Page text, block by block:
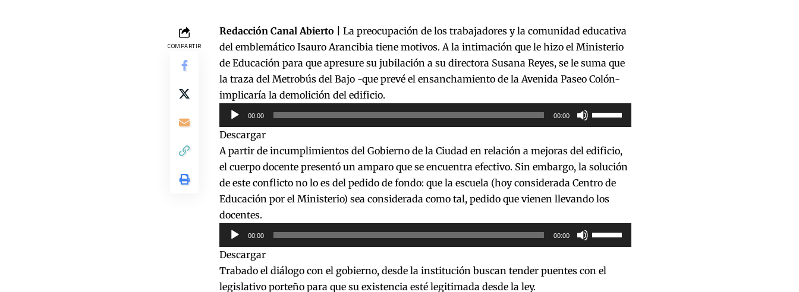
COMPARTIR
Redacción Canal Abierto |
La preocupación de los trabajadores y la comunidad educativa
del emblemático Isauro Arancibia tiene motivos. A la intimación que le hizo el Ministerio
de Educación para que apresure su jubilación a su directora Susana Reyes, se le suma que
la traza del Metrobús del Bajo -que prevé el ensanchamiento de la Avenida Paseo Colón-
implicaría la demolición del edificio.
Reproductor
de
audio
00:00 00:00
Utiliza
las
aumentar
o
el
Descargar
A partir de incumplimientos del Gobierno de la Ciudad en relación a mejoras del edificio,
el cuerpo docente presentó un amparo que se encuentra efectivo. Sin embargo, la solución
de este conflicto no lo es del pedido de fondo: que la escuela (hoy considerada Centro de
Educación por el Ministerio) sea considerada como tal, pedido que vienen llevando los
docentes.
Reproductor
de
audio
00:00 00:00
Utiliza
las
Descargar
Trabado el diálogo con el gobierno, desde la institución buscan tender puentes con el
legislativo porteño para que su existencia esté legitimada desde la ley.